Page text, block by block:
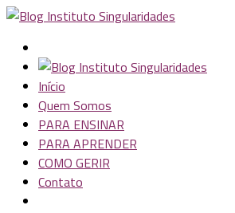
Início
Quem Somos
PARA ENSINAR
PARA APRENDER
COMO GERIR
Contato